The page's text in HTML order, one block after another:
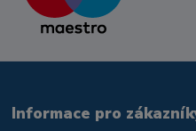
Informace pro